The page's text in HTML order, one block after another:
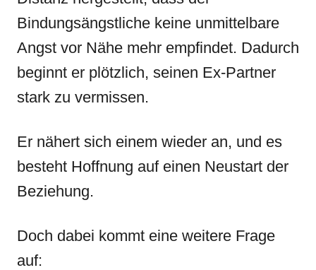
Bindungsängstliche keine unmittelbare
Angst vor Nähe mehr empfindet. Dadurch
beginnt er plötzlich, seinen Ex-Partner
stark zu vermissen.
Er nähert sich einem wieder an, und es
besteht Hoffnung auf einen Neustart der
Beziehung.
Doch dabei kommt eine weitere Frage
auf: